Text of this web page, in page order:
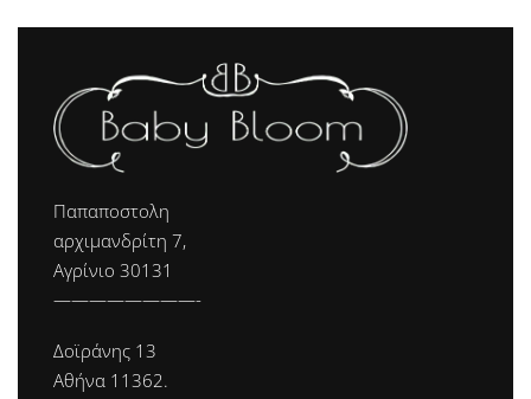
Παπαποστολη
αρχιμανδρίτη 7,
Αγρίνιο 30131
————————-
Δοϊράνης 13
Αθήνα 11362.